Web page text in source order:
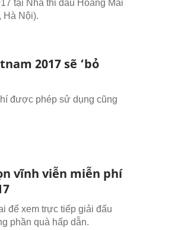
tại Nhà thi đấu Hoàng Mai
Hà Nội).
2017 sẽ ‘bỏ
được phép sử dụng cũng
vĩnh viễn miễn phí
để xem trực tiếp giải đấu
phần quà hấp dẫn.